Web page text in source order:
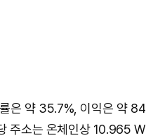
은 약 35.7%, 이익은 약 84
주소는 온체인상 10.965 W